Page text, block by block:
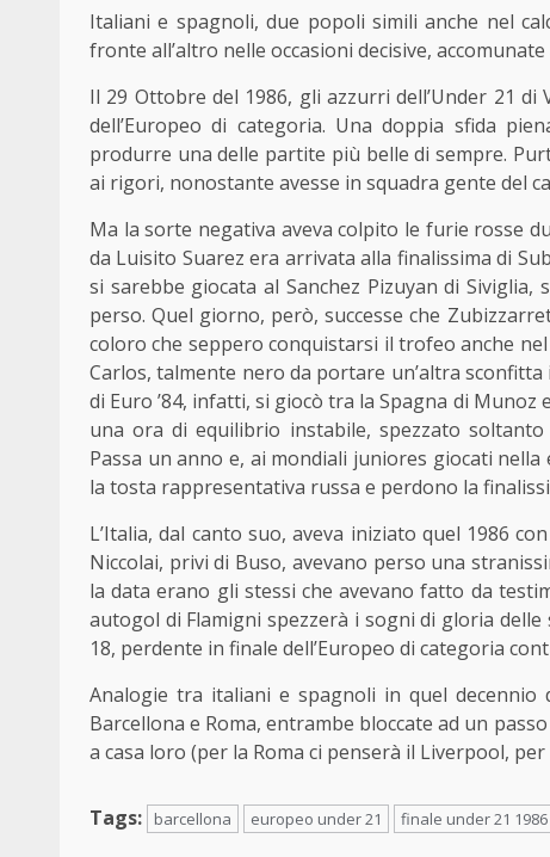
Italiani e spagnoli, due popoli simili anche nel
fronte all’altro nelle occasioni decisive,
Il 29 Ottobre del 1986, gli azzurri dell’Under 21
dell’Europeo di categoria. Una doppia sfida
produrre una delle partite più belle di sempre.
ai rigori, nonostante avesse in squadra gente del
Ma la sorte negativa aveva colpito le furie rosse
da Luisito Suarez era arrivata alla finalissima di
si sarebbe giocata al Sanchez Pizuyan di
perso. Quel giorno, però, successe che
coloro che seppero conquistarsi il trofeo anche
Carlos, talmente nero da portare un’altra
di Euro ’84, infatti, si giocò tra la Spagna di
una ora di equilibrio instabile, spezzato
Passa un anno e, ai mondiali juniores giocati
la tosta rappresentativa russa e perdono la
L’Italia, dal canto suo, aveva iniziato quel 1986
Niccolai, privi di Buso, avevano perso una
la data erano gli stessi che avevano fatto da
autogol di Flamigni spezzerà i sogni di gloria
18, perdente in finale dell’Europeo di categoria
Analogie tra italiani e spagnoli in quel decennio
Barcellona e Roma, entrambe bloccate ad un
a casa loro (per la Roma ci penserà il Liverpool,
Tags: barcellona europeo under 21 finale under 21 1986